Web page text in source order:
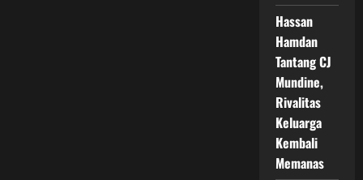
Hassan
Hamdan
Tantang CJ
Mundine,
Rivalitas
Keluarga
Kembali
Memanas